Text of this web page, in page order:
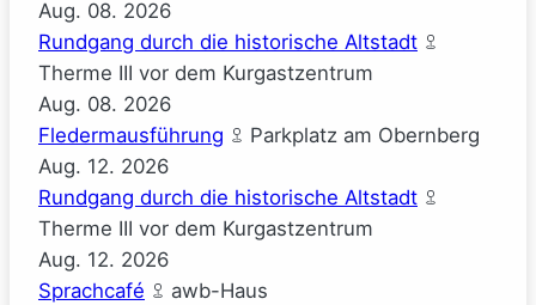
Aug. 08. 2026
Rundgang durch die historische Altstadt
Therme III vor dem Kurgastzentrum
Aug. 08. 2026
Fledermausführung
Parkplatz am Obernberg
Aug. 12. 2026
Rundgang durch die historische Altstadt
Therme III vor dem Kurgastzentrum
Aug. 12. 2026
Sprachcafé
awb-Haus